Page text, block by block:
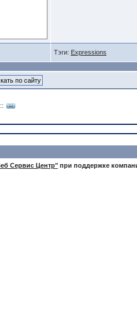
Тэги: Expressions
Сервис Центр"при поддержке